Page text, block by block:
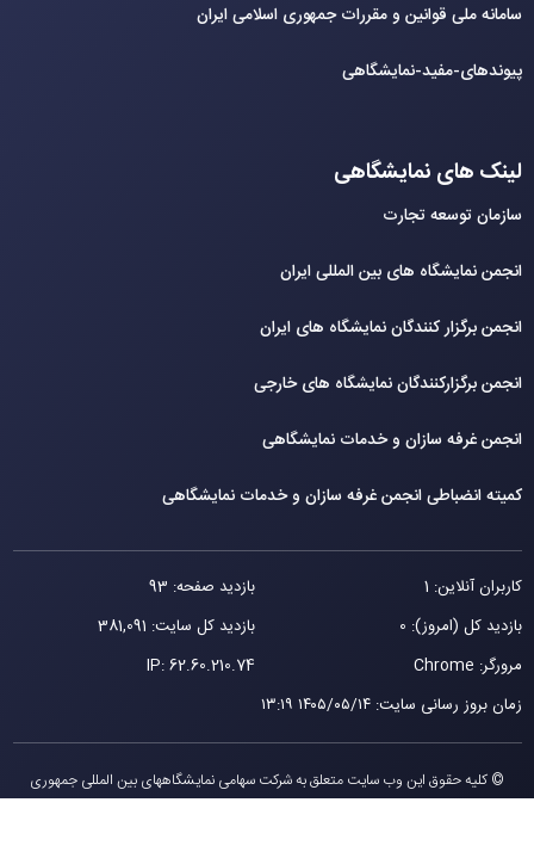
سامانه ملی قوانین و مقررات جمهوری اسلامی ایران
پیوندهای-مفید-نمایشگاهی
لینک های نمایشگاهی
سازمان توسعه تجارت
انجمن نمایشگاه های بین المللی ایران
انجمن برگزار کنندگان نمایشگاه های ایران
انجمن برگزارکنندگان نمایشگاه های خارجی
انجمن غرفه سازان و خدمات نمایشگاهی
کمیته انضباطی انجمن غرفه سازان و خدمات نمایشگاهی
کاربران آنلاین: 1
بازدید صفحه: 93
بازدید کل (امروز): 0
بازدید کل سایت: 381,091
مرورگر: Chrome
IP:62.60.210.74
زمان بروز رسانی سایت:۱۴۰۵/۰۵/۱۴ ۱۳:۱۹
© کلیه حقوق این وب سایت متعلق به شرکت سهامی نمایشگاههای بین المللی جمهوری
اسلامی ايران می باشد.